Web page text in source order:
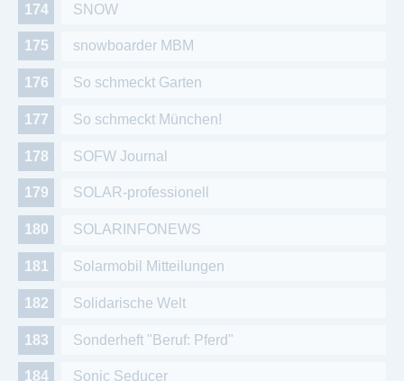
SNOW
snowboarder MBM
So schmeckt Garten
So schmeckt München!
SOFW Journal
SOLAR-professionell
SOLARINFONEWS
Solarmobil Mitteilungen
Solidarische Welt
Sonderheft "Beruf: Pferd"
Sonic Seducer